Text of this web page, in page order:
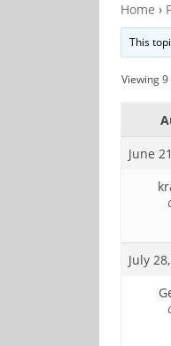
Home ›
This
Viewing
June
July